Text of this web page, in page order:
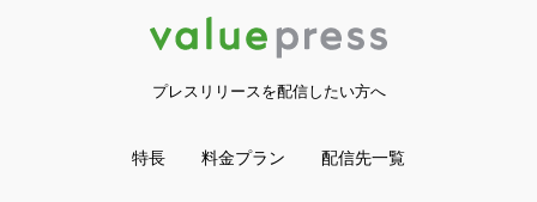
プレスリリースを配信したい方へ
特長 料金プラン 配信先一覧